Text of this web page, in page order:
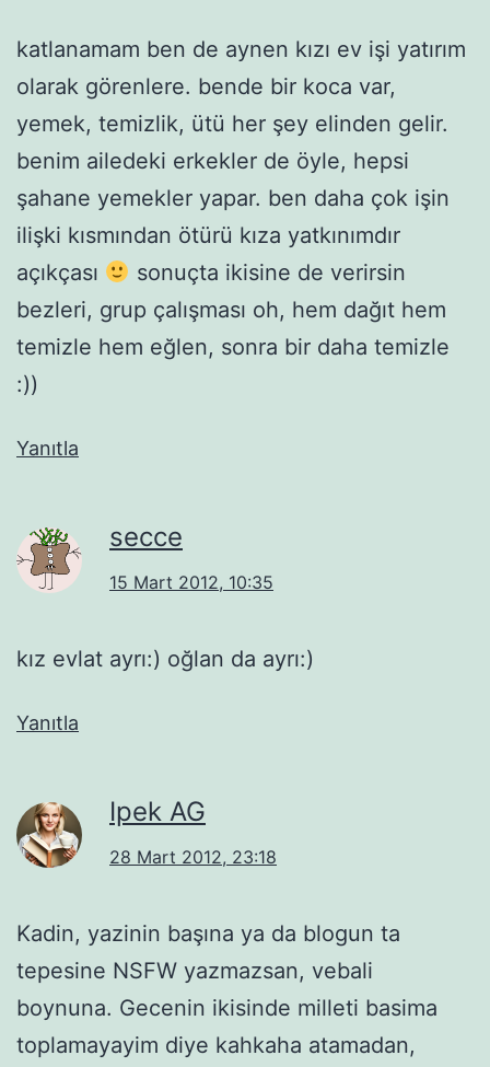
katlanamam ben de aynen kızı ev işi yatırım
olarak görenlere. bende bir koca var,
yemek, temizlik, ütü her şey elinden gelir.
benim ailedeki erkekler de öyle, hepsi
şahane yemekler yapar. ben daha çok işin
ilişki kısmından ötürü kıza yatkınımdır
açıkçası
sonuçta ikisine de verirsin
bezleri, grup çalışması oh, hem dağıt hem
temizle hem eğlen, sonra bir daha temizle
:))
Yanıtla
secce
15 Mart 2012, 10:35
kız evlat ayrı:) oğlan da ayrı:)
Yanıtla
Ipek AG
28 Mart 2012, 23:18
Kadin, yazinin başına ya da blogun ta
tepesine NSFW yazmazsan, vebali
boynuna. Gecenin ikisinde milleti basima
toplamayayim diye kahkaha atamadan,